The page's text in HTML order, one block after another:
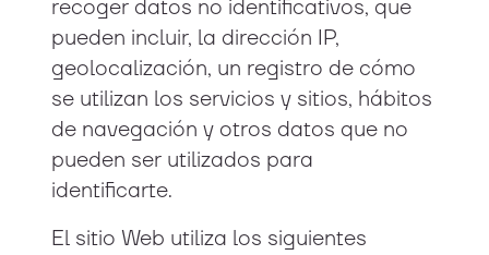
recoger datos no identificativos, que
pueden incluir, la dirección IP,
geolocalización, un registro de cómo
se utilizan los servicios y sitios, hábitos
de navegación y otros datos que no
pueden ser utilizados para
identificarte.
El sitio Web utiliza los siguientes